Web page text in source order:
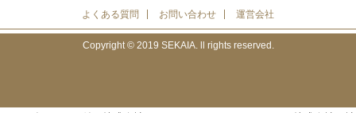
よくある質問 お問い合わせ 運営会社
Copyright © 2019 SEKAIA. ll rights reserved.